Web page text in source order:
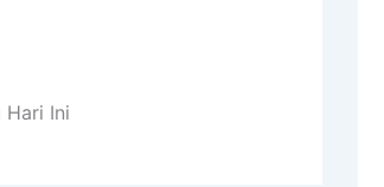
Ini